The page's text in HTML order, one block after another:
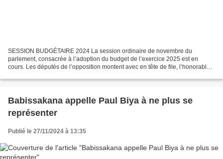
SESSION BUDGÉTAIRE 2024 La session ordinaire de novembre du
parlement, consacrée à l’adoption du budget de l’exercice 2025 est en
cours. Les députés de l’opposition montent avec en tête de file, l’honorable
Babissakana appelle Paul Biya à ne plus se
représenter
Publié le 27/11/2024 à 13:35